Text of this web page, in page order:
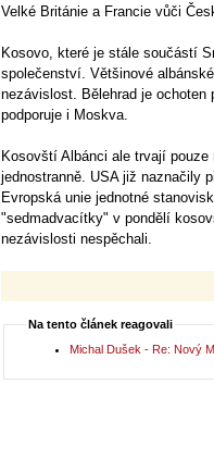
Velké Británie a Francie vůči
Kosovo, které je stále součástí
společenství. Většinové
nezávislost. Bělehrad je
podporuje i Moskva.
Kosovští Albánci ale trvají
jednostranně. USA již naznačily
Evropská unie jednotné
"sedmadvacítky" v pondělí
nezávislosti nespěchali.
Na tento článek reagovali
Michal Dušek - Re: Nový